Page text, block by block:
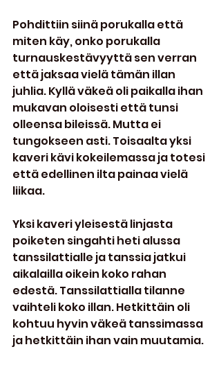
Pohdittiin siinä porukalla että
miten käy, onko porukalla
turnauskestävyyttä sen verran
että jaksaa vielä tämän illan
juhlia. Kyllä väkeä oli paikalla ihan
mukavan oloisesti että tunsi
olleensa bileissä. Mutta ei
tungokseen asti. Toisaalta yksi
kaveri kävi kokeilemassa ja totesi
että edellinen ilta painaa vielä
liikaa.
Yksi kaveri yleisestä linjasta
poiketen singahti heti alussa
tanssilattialle ja tanssia jatkui
aikalailla oikein koko rahan
edestä. Tanssilattialla tilanne
vaihteli koko illan. Hetkittäin oli
kohtuu hyvin väkeä tanssimassa
ja hetkittäin ihan vain muutamia.